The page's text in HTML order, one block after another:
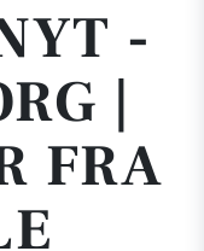
-
|
FRA